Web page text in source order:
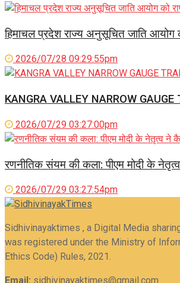
हिमाचल प्रदेश राज्य अनुसूचित जाति आयोग
2026/07/28 09:29:55pm
KANGRA VALLEY NARROW
2026/07/29 03:27:00pm
रणनीतिक संयम की कला: पीएम मोदी के
2026/07/29 03:27:54pm
Sidhivinayaktimes , a Digital Media
was registered under the Ministry of
Ethics Code) Rules, 2021.
Email: sidhivinayaktimes@gmail.com